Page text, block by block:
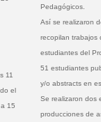
11
el
15
Pedagógicos.
Así se realizaron
recopilan trabajos
estudiantes del
51 estudiantes
y/o abstracts en
Se realizaron dos
producciones de